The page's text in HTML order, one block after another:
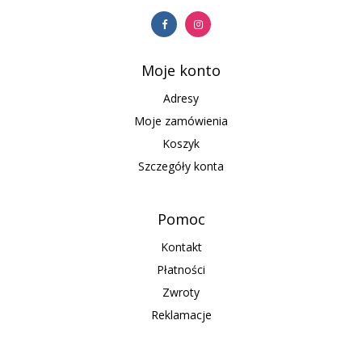
Moje konto
Adresy
Moje zamówienia
Koszyk
Szczegóły konta
Pomoc
Kontakt
Płatności
Zwroty
Reklamacje